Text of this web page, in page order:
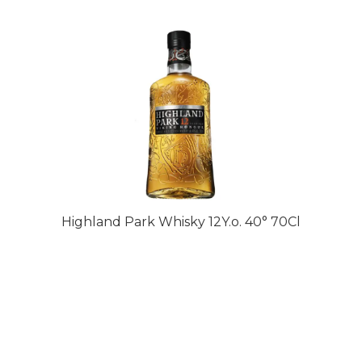
Highland Park Whisky 12Y.o. 40° 70Cl